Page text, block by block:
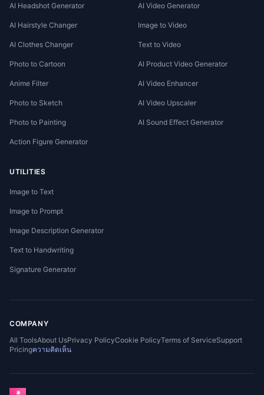
AI Headshot Generator
AI Hairstyle Changer
AI Clothes Changer
Photo to Cartoon
Anime Filter
Photo to Sketch
Photo to Painting
Action Figure Generator
AI Video Generator
Image to Video
Text to Video
AI Product Video Generator
AI Video Enhancer
AI Video Upscaler
AI Sound Effect Generator
UTILITIES
Image to Text
Image to Prompt
Image Description Generator
Text to Handwriting
Signature Generator
COMPANY
All ToolsAbout UsPrivacy PolicyCookie PolicyTerms of ServiceSupport
Pricingความคิดเห็น